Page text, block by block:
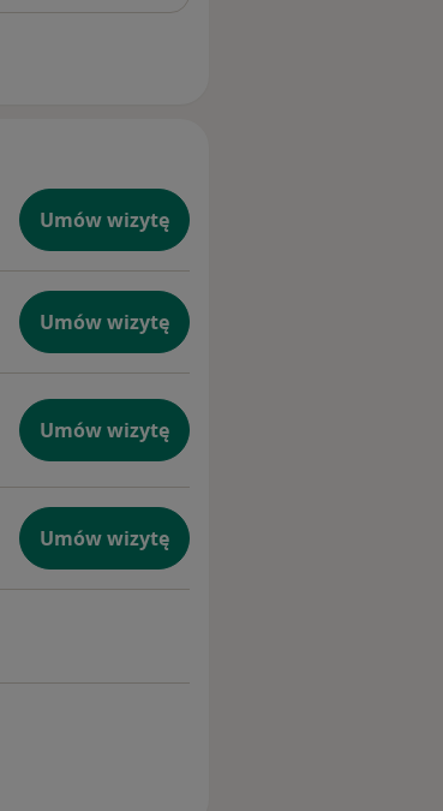
Umów wizytę
Umów wizytę
Umów wizytę
Umów wizytę